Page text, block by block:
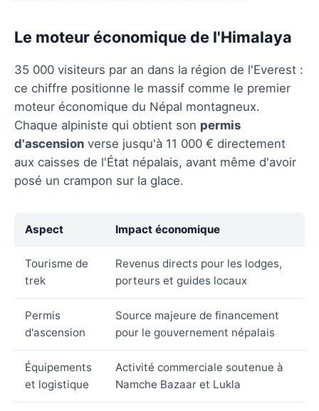
Le moteur économique de l'Himalaya
35 000 visiteurs par an dans la région de l'Everest :
ce chiffre positionne le massif comme le premier
moteur économique du Népal montagneux.
Chaque alpiniste qui obtient son permis
d'ascension verse jusqu'à 11 000 € directement
aux caisses de l'État népalais, avant même d'avoir
posé un crampon sur la glace.
Aspect Impact économique
Tourisme de
trek
Revenus directs pour les lodges,
porteurs et guides locaux
Permis
d'ascension
Source majeure de financement
pour le gouvernement népalais
Équipements
et logistique
Activité commerciale soutenue à
Namche Bazaar et Lukla